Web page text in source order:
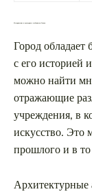
Исторические и культурные особенности Гомеля
Город обладает
с его историей
можно найти
отражающие
учреждения, в
искусство. Это
прошлого и в
Архитектурные